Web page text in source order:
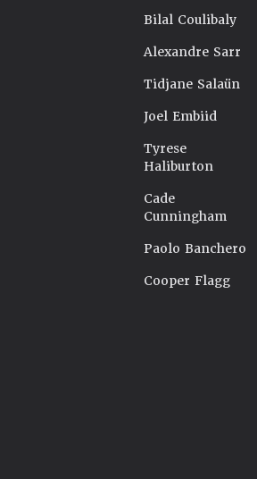
Bilal Coulibaly
Alexandre Sarr
Tidjane Salaün
Joel Embiid
Tyrese
Haliburton
Cade
Cunningham
Paolo Banchero
Cooper Flagg